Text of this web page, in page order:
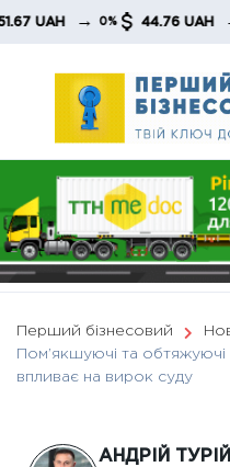
Skip
→ 0% 44.76 UAH → 0%
Перший бізнесовий
Пом’якшуючі та
впливає на вирок суду
АНДРІЙ ТУРІЙ